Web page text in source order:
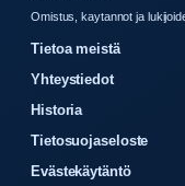
Omistus, kaytannot ja
Tietoa meistä
Yhteystiedot
Historia
Tietosuojaseloste
Evästekäytäntö